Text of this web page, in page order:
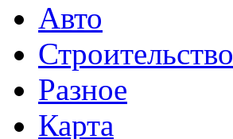
Авто
Строительство
Разное
Карта